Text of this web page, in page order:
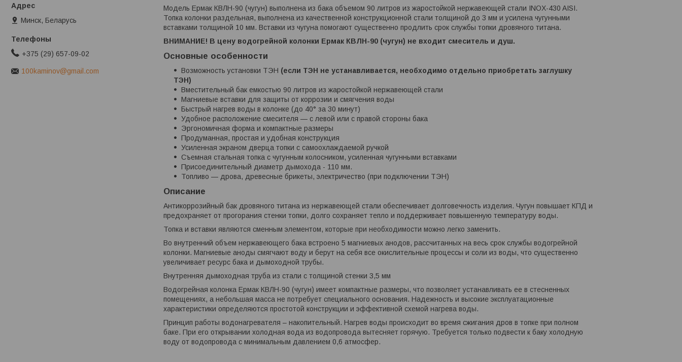
Модель Ермак КВЛН-90 (чугун) выполнена из бака объемом 90 литров из жаростойкой нержавеющей стали INOX-430 AISI.
Топка колонки раздельная, выполнена из качественной конструкционной стали толщиной до 3 мм и усилена чугунными
вставками толщиной 10 мм. Вставки из чугуна помогают существенно продлить срок службы топки дровяного титана.
ВНИМАНИЕ! В цену водогрейной колонки Ермак КВЛН-90 (чугун) не входит смеситель и душ.
Основные особенности
Возможность установки ТЭН (если ТЭН не устанавливается, необходимо отдельно приобретать заглушку
ТЭН)
Вместительный бак емкостью 90 литров из жаростойкой нержавеющей стали
Магниевые вставки для защиты от коррозии и смягчения воды
Быстрый нагрев воды в колонке (до 40° за 30 минут)
Удобное расположение смесителя — с левой или с правой стороны бака
Эргономичная форма и компактные размеры
Продуманная, простая и удобная конструкция
Усиленная экраном дверца топки с самоохлаждаемой ручкой
Съемная стальная топка с чугунным колосником, усиленная чугунными вставками
Присоединительный диаметр дымохода - 110 мм.
Топливо — дрова, древесные брикеты, электричество (при подключении ТЭН)
Описание
Антикоррозийный бак дровяного титана из нержавеющей стали обеспечивает долговечность изделия. Чугун повышает КПД и
предохраняет от прогорания стенки топки, долго сохраняет тепло и поддерживает повышенную температуру воды.
Топка и вставки являются сменным элементом, которые при необходимости можно легко заменить.
Во внутренний объем нержавеющего бака встроено 5 магниевых анодов, рассчитанных на весь срок службы водогрейной
колонки. Магниевые аноды смягчают воду и берут на себя все окислительные процессы и соли из воды, что существенно
увеличивает ресурс бака и дымоходной трубы.
Внутренняя дымоходная труба из стали с толщиной стенки 3,5 мм
Водогрейная колонка Ермак КВЛН-90 (чугун) имеет компактные размеры, что позволяет устанавливать ее в стесненных
помещениях, а небольшая масса не потребует специального основания. Надежность и высокие эксплуатационные
характеристики определяются простотой конструкции и эффективной схемой нагрева воды.
Принцип работы водонагревателя – накопительный. Нагрев воды происходит во время сжигания дров в топке при полном
баке. При его открывании холодная вода из водопровода вытесняет горячую. Требуется только подвести к баку холодную
воду от водопровода с минимальным давлением 0,6 атмосфер.
Минск, Беларусь
+375 (29) 657-09-02
100kaminov@gmail.com